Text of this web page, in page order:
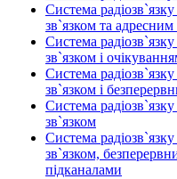
Система
зв`язком та
Система
зв`язком і
Система
зв`язком і
Система
зв`язком
Система
зв`язком,
підканалами